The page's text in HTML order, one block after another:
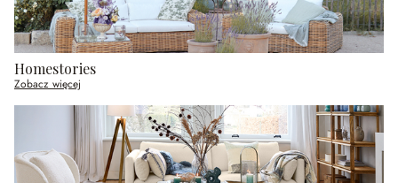
Homestories
Zobacz więcej